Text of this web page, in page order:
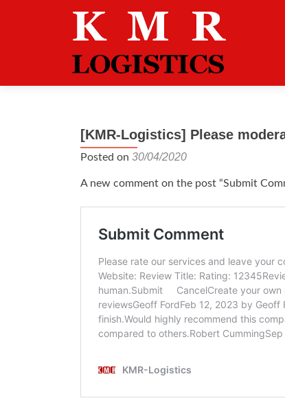
[KMR-Logistics] Please
Posted on 30/04/2020
A new comment on the post “Submit